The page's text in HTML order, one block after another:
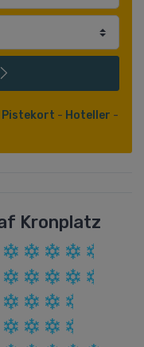
Pistekort - Hoteller -
Kronplatz